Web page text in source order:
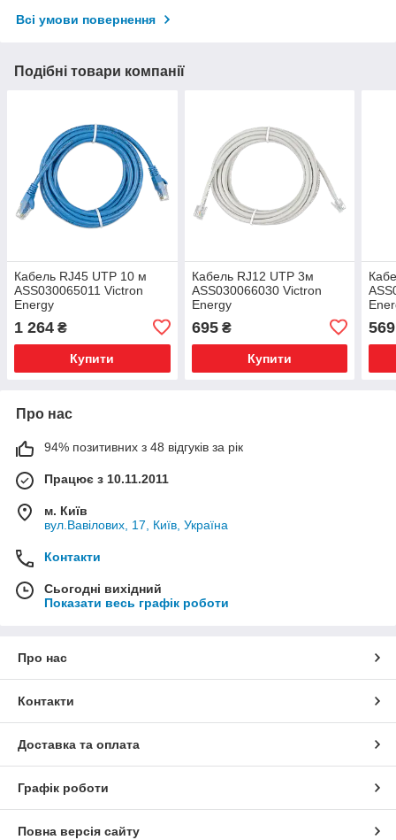
Всі умови повернення
Подібні товари компанії
Кабель RJ45 UTP 10 м
ASS030065011 Victron
Energy
1 264 ₴
Купити
Кабель RJ12 UTP 3м
ASS030066030 Victron
Energy
695₴
Купити
569
Про нас
94% позитивних з 48 відгуків за рік
Працює з 10.11.2011
м. Київ
вул.Вавілових, 17, Київ, Україна
Контакти
Сьогодні вихідний
Показати весь графік роботи
Про нас
Контакти
Доставка та оплата
Графік роботи
Повна версія сайту